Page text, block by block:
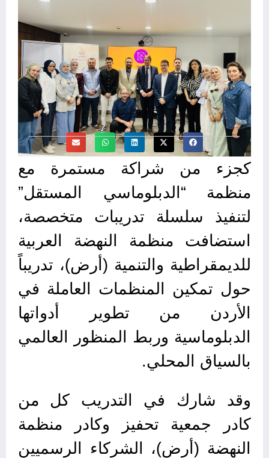
كجزء من شراكة مستمرة مع
منظمة “الدبلوماسي المستقل”
لتنفيذ سلسلة تدريبات متخصصة،
استضافت منظمة النهضة العربية
للديمقراطية والتنمية (أرض)، تدريباً
حول تمكين المنظمات العاملة في
الأردن من تطوير أدواتها
الدبلوماسية وربط المنظور العالمي
بالسياق المحلي.
وقد شارك في التدريب كل من
كادر جمعية تحفيز وكادر منظمة
النهضة (أرض)، الشركاء الرسميين